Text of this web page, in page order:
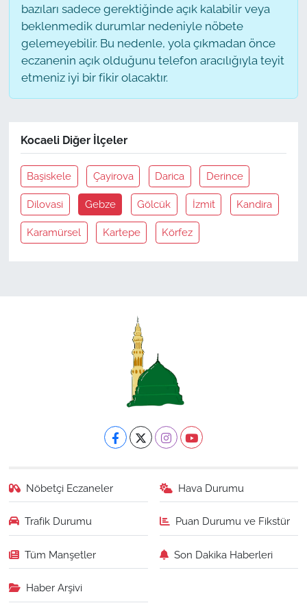
bazıları sadece gerektiğinde açık kalabilir veya
beklenmedik durumlar nedeniyle nöbete
gelemeyebilir. Bu nedenle, yola çıkmadan önce
eczanenin açık olduğunu telefon aracılığıyla teyit
etmeniz iyi bir fikir olacaktır.
Kocaeli Diğer İlçeler
Başiskele Çayirova Darica Derince
Dilovasi Gebze Gölcük İzmit Kandira
Karamürsel Kartepe Körfez
Nöbetçi Eczaneler Hava Durumu
Trafik Durumu Puan Durumu ve Fikstür
Tüm Manşetler Son Dakika Haberleri
Haber Arşivi